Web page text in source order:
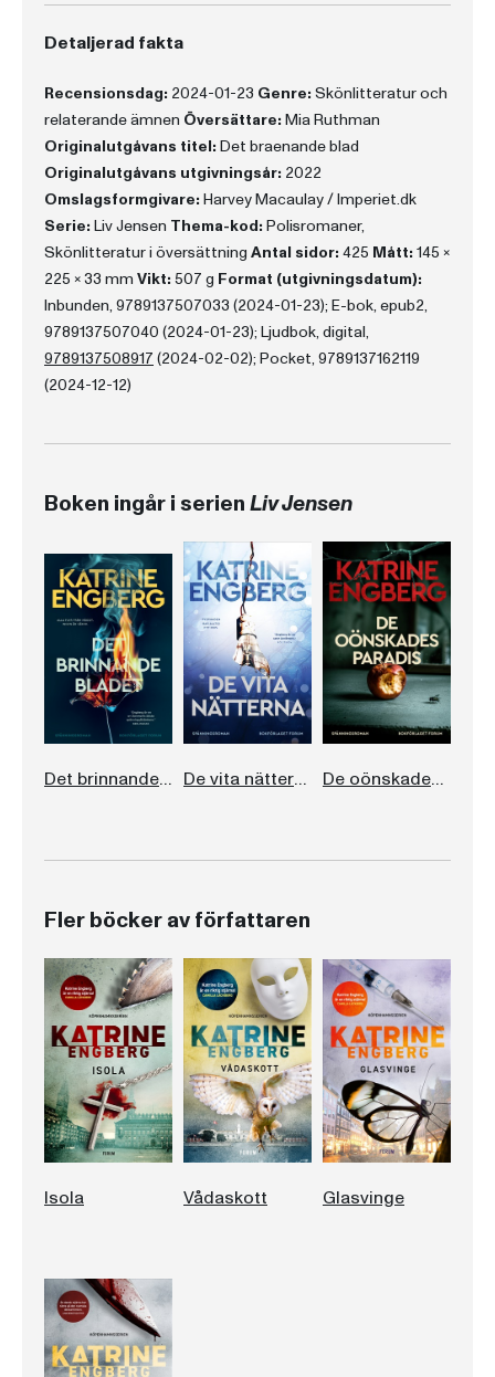
Detaljerad fakta
Recensionsdag: 2024-01-23 Genre: Skönlitteratur och
relaterande ämnen Översättare: Mia Ruthman
Originalutgåvans titel: Det braenande blad
Originalutgåvans utgivningsår: 2022
Omslagsformgivare: Harvey Macaulay / Imperiet.dk
Serie: Liv Jensen Thema-kod: Polisromaner,
Skönlitteratur i översättning Antal sidor: 425 Mått: 145 x
225 x 33 mm Vikt: 507 g Format (utgivningsdatum):
Inbunden, 9789137507033 (2024-01-23); E-bok, epub2,
9789137507040 (2024-01-23); Ljudbok, digital,
9789137508917 (2024-02-02); Pocket, 9789137162119
(2024-12-12)
Boken ingår i serienLiv Jensen
Det brinnande bladet De vita nätterna De oönskades paradis
Fler böcker av författaren
Isola Vådaskott Glasvinge